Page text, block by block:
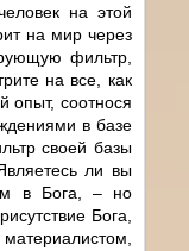
на этой
на мир через
фильтр,
на все, как
опыт, соотнося
в базе
своей базы
ли вы
в Бога, – но
Бога,